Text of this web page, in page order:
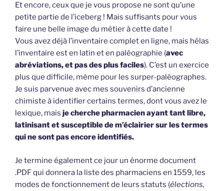
Et encore, ceux que je vous propose ne sont qu’une
petite partie de l’iceberg ! Mais suffisants pour vous
faire une belle image du métier à cette date !
Vous avez déjà l’inventaire complet en ligne, mais hélas
l’inventaire est en latin et en paléographie (avec
abréviations, et pas des plus faciles). C’est un exercice
plus que difficile, même pour les surper-paléographes.
Je suis parvenue avec mes souvenirs d’ancienne
chimiste à identifier certains termes, dont vous avez le
lexique, mais je cherche pharmacien ayant tant libre,
latinisant et susceptible de m’éclairier sur les termes
qui ne sont pas encore identifiés.
Je termine également ce jour un énorme document
.PDF qui donnera la liste des pharmaciens en 1559, les
modes de fonctionnement de leurs statuts (élections,